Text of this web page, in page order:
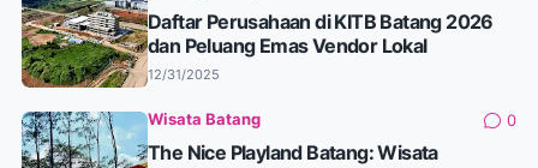
Daftar Perusahaan di KITB Batang 2026
dan Peluang Emas Vendor Lokal
12/31/2025
Wisata Batang 0
The Nice Playland Batang: Wisata